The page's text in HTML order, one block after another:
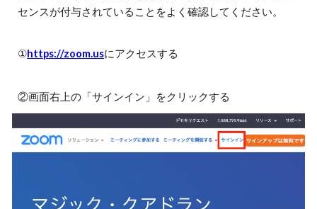
センスが付与されていることをよく確認してください。
①https://zoom.usにアクセスする
②画面右上の「サインイン」をクリックする